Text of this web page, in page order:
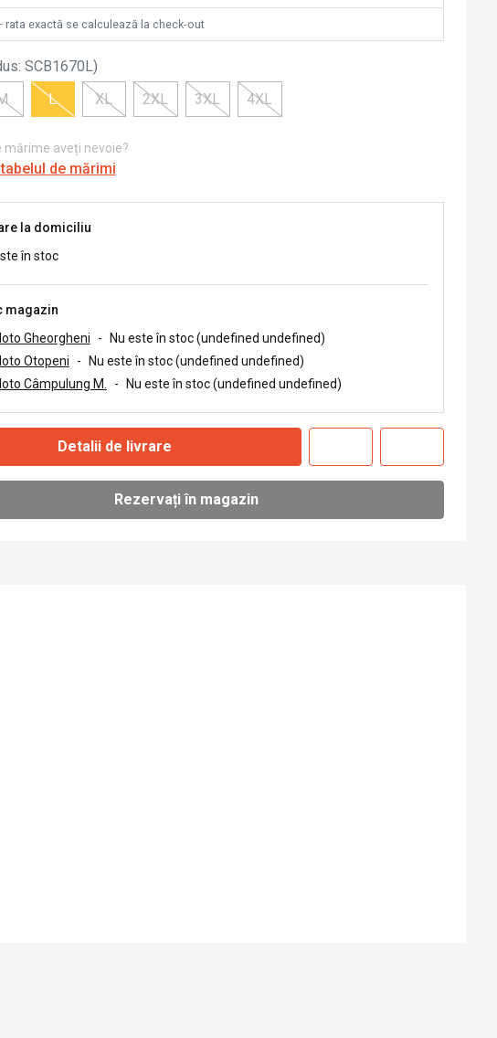
rata exactă se calculează la check-out
: SCB1670L)
L XL 2XL 3XL 4XL
mărime aveți nevoie?
de mărimi
la domiciliu
în stoc
magazin
Gheorgheni
-
Nu este în stoc (undefined undefined)
Otopeni
-
Nu este în stoc (undefined undefined)
Câmpulung M.
- Nu este în stoc (undefined undefined)
Detalii de livrare
Rezervați în magazin